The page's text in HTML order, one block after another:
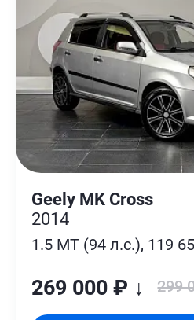
Geely MK Cross
2014
1.5 MT (94 л.с.), 119
269 000 ₽ ↓ 299